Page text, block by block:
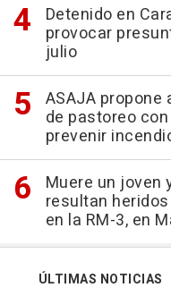
Detenido en
provocar
julio
ASAJA propone
de pastoreo
prevenir
Muere un joven
resultan
en la RM-3, en
ÚLTIMAS NOTICIAS